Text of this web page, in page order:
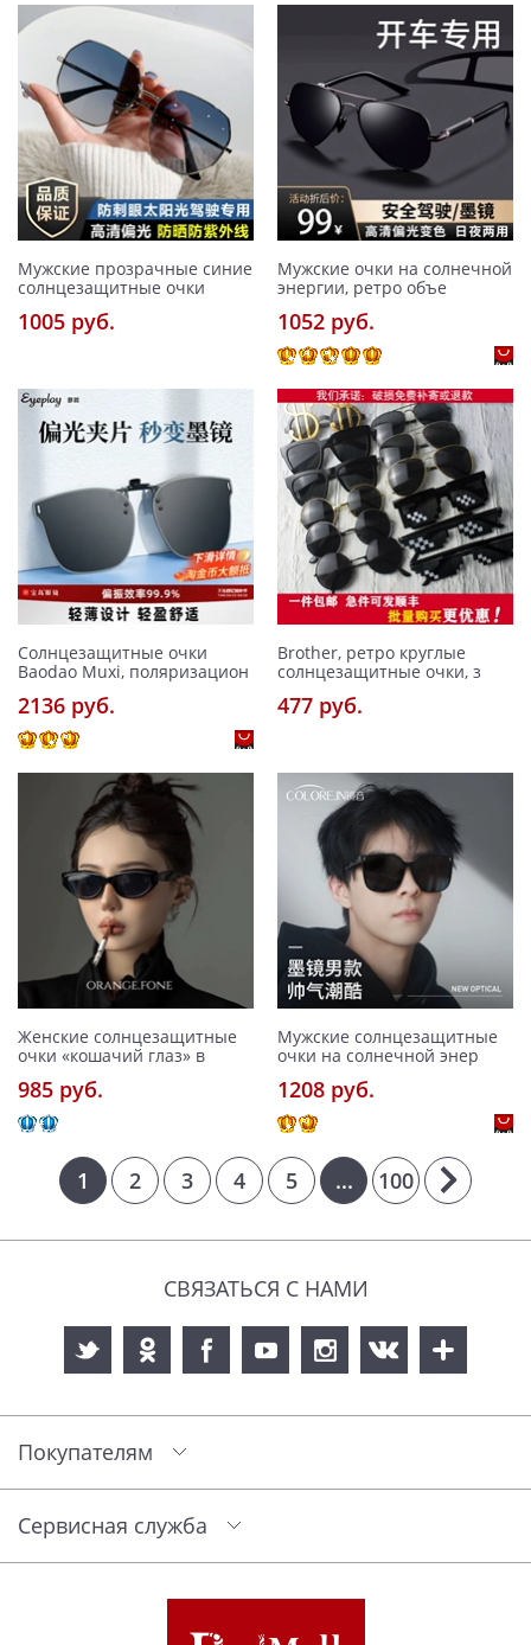
Мужские прозрачные синие
солнцезащитные очки
1005 pуб.
Мужские очки на солнечной
энергии, ретро объе
1052 pуб.
Солнцезащитные очки
Baodao Muxi, поляризацион
2136 pуб.
Brother, ретро круглые
солнцезащитные очки, з
477 pуб.
Женские солнцезащитные
очки «кошачий глаз» в
985 pуб.
Мужские солнцезащитные
очки на солнечной энер
1208 pуб.
1 2 3 4 5 ... 100
СВЯЗАТЬСЯ С НАМИ
Покупателям
Сервисная служба